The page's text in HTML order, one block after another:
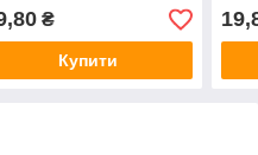
₴
Купити